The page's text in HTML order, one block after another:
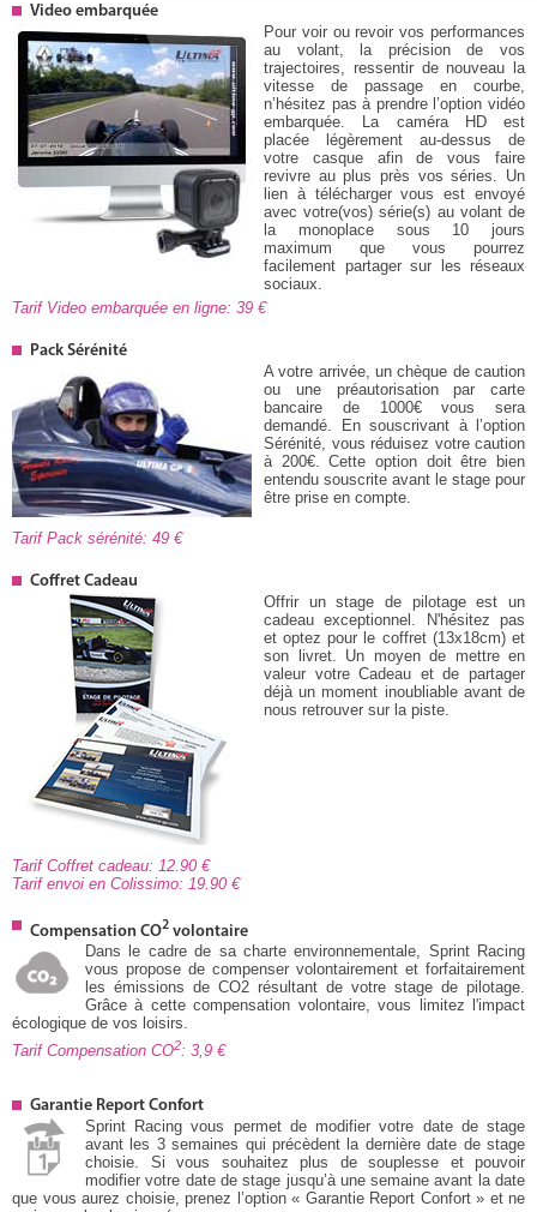
Video embarquée
Pour voir ou revoir vos performances
au volant, la précision de vos
trajectoires, ressentir de nouveau la
vitesse de passage en courbe,
n’hésitez pas à prendre l’option vidéo
embarquée. La caméra HD est
placée légèrement au-dessus de
votre casque afin de vous faire
revivre au plus près vos séries. Un
lien à télécharger vous est envoyé
avec votre(vos) série(s) au volant de
la monoplace sous 10 jours
maximum que vous pourrez
facilement partager sur les réseaux
sociaux.
Tarif Video embarquée en ligne: 39
Pack Sérénité
A votre arrivée, un chèque de caution
ou une préautorisation par carte
bancaire de 1000€ vous sera
demandé. En souscrivant à l’option
Sérénité, vous réduisez votre caution
à 200€. Cette option doit être bien
entendu souscrite avant le stage pour
être prise en compte.
Tarif Pack sérénité: 49
Coffret Cadeau
Offrir un stage de pilotage est un
cadeau exceptionnel. N'hésitez pas
et optez pour le coffret (13x18cm) et
son livret. Un moyen de mettre en
valeur votre Cadeau et de partager
déjà un moment inoubliable avant de
nous retrouver sur la piste.
Tarif Coffret cadeau: 12.90
Tarif envoi en Colissimo: 19.90
Compensation CO2 volontaire
Dans le cadre de sa charte environnementale, Sprint Racing
vous propose de compenser volontairement et forfaitairement
les émissions de CO2 résultant de votre stage de pilotage.
Grâce à cette compensation volontaire, vous limitez l'impact
écologique de vos loisirs.
Tarif Compensation CO2: 3,9
Garantie Report Confort
Sprint Racing vous permet de modifier votre date de stage
avant les 3 semaines qui précèdent la dernière date de stage
choisie. Si vous souhaitez plus de souplesse et pouvoir
modifier votre date de stage jusqu’à une semaine avant la date
que vous aurez choisie, prenez l’option « Garantie Report Confort » et ne